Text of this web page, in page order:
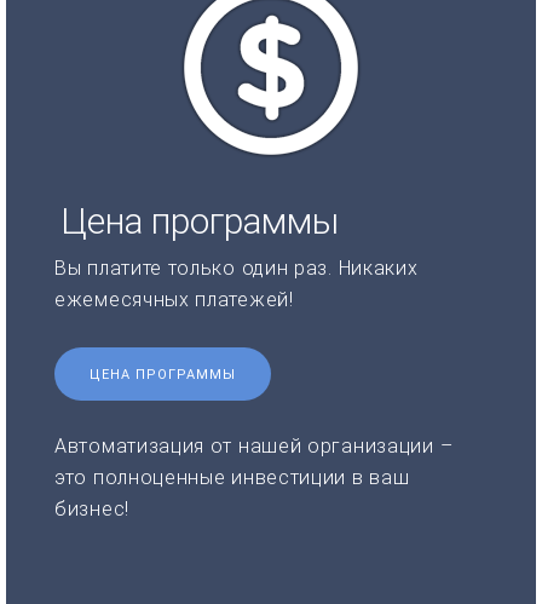
Цена программы
Вы платите только один раз. Никаких
ежемесячных платежей!
ЦЕНА ПРОГРАММЫ
Автоматизация от нашей организации –
это полноценные инвестиции в ваш
бизнес!